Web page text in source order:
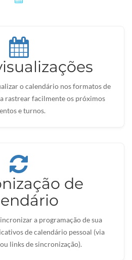
o calendário nos formatos de
rastrear facilmente os próximos
e turnos.
de
a programação de sua
de calendário pessoal (via
links de sincronização).